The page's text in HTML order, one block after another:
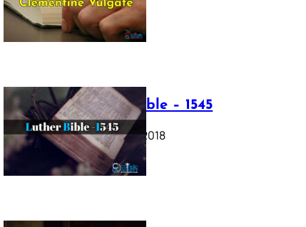
July 12, 2025
Luther Bible – 1545
October 17, 2018